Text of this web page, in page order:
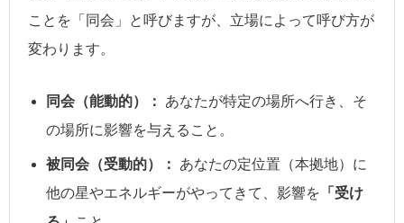
ことを「同会」と呼びますが、立場によって呼び方が
変わります。
同会（能動的）：
あなたが特定の場所へ行き、そ
の場所に影響を与えること。
被同会（受動的）：
あなたの定位置（本拠地）に
他の星やエネルギーがやってきて、影響を 「受け